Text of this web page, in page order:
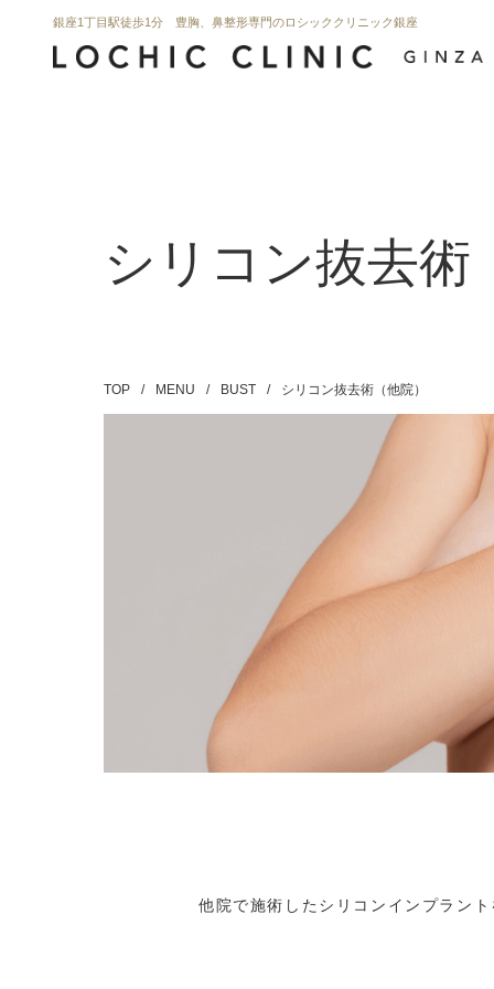
銀座1丁目駅徒歩1分 豊胸、鼻整形専門のロシッククリニック銀座
シリコン抜去術
TOP / MENU / BUST / シリコン抜去術（他院）
他院で施術したシリコンインプラン